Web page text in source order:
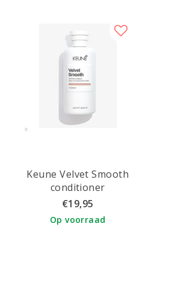
Keune Velvet Smooth
conditioner
€19,95
Op voorraad